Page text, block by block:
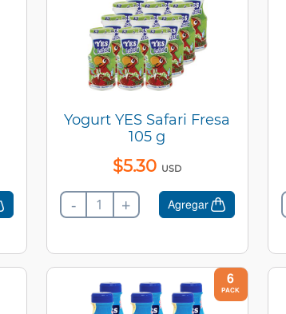
Yogurt YES Safari Fresa
105 g
$5.30 USD
- + Agregar
6
PACK